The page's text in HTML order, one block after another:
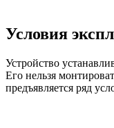
Условия
Устройство
Его нельзя
предъявляется ряд